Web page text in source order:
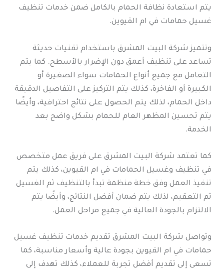
يتم استعادة نظافة الحمام بالكامل ضمن خدمات تنظيف
غسيل حمامات في ام القيوين.
وتتميز شركة البيت المشرق باستخدام تقنيات حديثة
تساعد على تنظيف أعمق دون الإضرار بالأسطح. كما يتم
التعامل مع جميع أنواع الحمامات سواء الصغيرة أو
الكبيرة أو الفاخرة، كذلك يتم التركيز على التفاصيل الدقيقة
داخل الحمام، لذلك يتم الحصول على نتائج احترافية، وأيضًا
يتم تحسين المظهر العام للحمام بشكل واضح بعد
الخدمة.
كما تعتمد شركة البيت المشرق على فريق عمل متخصص
في تنظيف وغسيل الحمامات في ام القيوين، كذلك يتم
تنفيذ العمل وفق خطة منظمة تبدأ بالتنظيف ثم الغسيل
ثم التعقيم، لذلك يتم ضمان أفضل النتائج، وأيضًا يتم
الالتزام بالجودة العالية في جميع مراحل العمل.
وتواصل شركة البيت المشرق تقديم خدمات تنظيف غسيل
حمامات في ام القيوين بجودة عالية وأسعار مناسبة، كما
تسعى إلى تقديم أفضل تجربة للعملاء، كذلك تهدف إلى